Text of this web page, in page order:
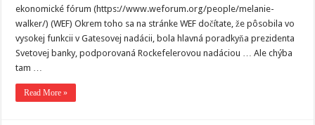
ekonomické fórum (https://www.weforum.org/people/melanie-
walker/) (WEF) Okrem toho sa na stránke WEF dočítate, že pôsobila vo
vysokej funkcii v Gatesovej nadácii, bola hlavná poradkyňa prezidenta
Svetovej banky, podporovaná Rockefelerovou nadáciou … Ale chýba
tam …
Read More »